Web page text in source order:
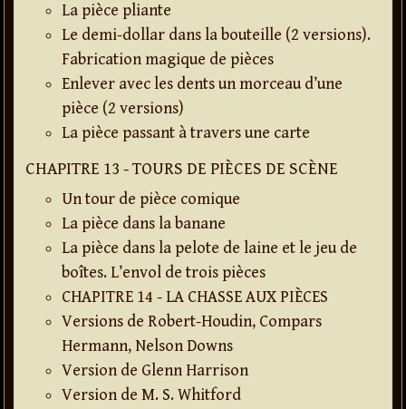
La pièce pliante
Le demi-dollar dans la bouteille (2 versions).
Fabrication magique de pièces
Enlever avec les dents un morceau d’une
pièce (2 versions)
La pièce passant à travers une carte
CHAPITRE 13 - TOURS DE PIÈCES DE SCÈNE
Un tour de pièce comique
La pièce dans la banane
La pièce dans la pelote de laine et le jeu de
boîtes. L’envol de trois pièces
CHAPITRE 14 - LA CHASSE AUX PIÈCES
Versions de Robert-Houdin, Compars
Hermann, Nelson Downs
Version de Glenn Harrison
Version de M. S. Whitford